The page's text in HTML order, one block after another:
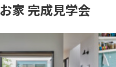
家 完成見学会